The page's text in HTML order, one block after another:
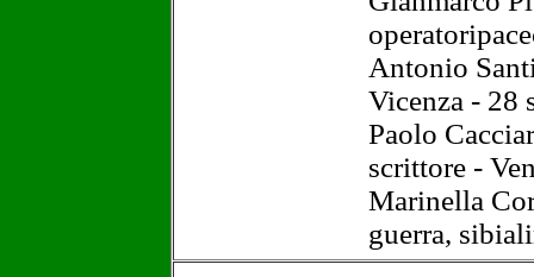
Antonio
Vicenza - 28
Paolo
scrittore -
Marinella
guerra,